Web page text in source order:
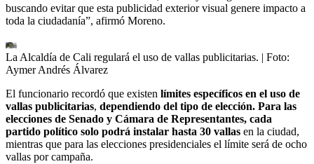
buscando evitar que esta publicidad exterior visual genere impacto a
toda la ciudadanía”, afirmó Moreno.
La Alcaldía de Cali regulará el uso de vallas publicitarias. | Foto:
Aymer Andrés Álvarez
El funcionario recordó que existen límites específicos en el uso de
vallas publicitarias, dependiendo del tipo de elección. Para las
elecciones de Senado y Cámara de Representantes, cada
partido político solo podrá instalar hasta 30 vallas en la ciudad,
mientras que para las elecciones presidenciales el límite será de ocho
vallas por campaña.